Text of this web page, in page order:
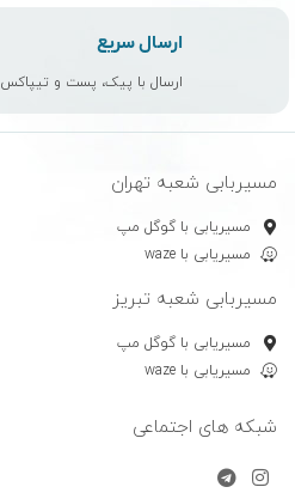
ارسال سریع
ارسال با پیک، پست و تیپاکس
مسیربابی شعبه تهران
مسیریابی با گوگل مپ
مسیریابی با waze
مسیربابی شعبه تبریز
مسیریابی با گوگل مپ
مسیریابی با waze
شبکه های اجتماعی